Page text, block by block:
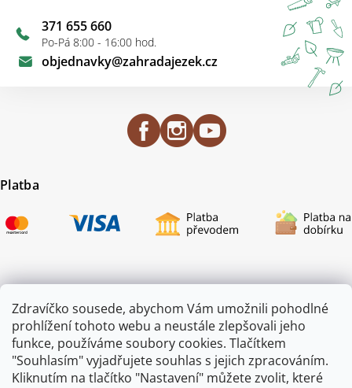
Zdravíčko sousede, abychom Vám umožnili pohodlné
prohlížení tohoto webu a neustále zlepšovali jeho
funkce, používáme soubory cookies. Tlačítkem
"Souhlasím" vyjadřujete souhlas s jejich zpracováním.
Kliknutím na tlačítko "Nastavení" můžete zvolit, které
objednavky@zahradajezek.cz
371 655 660
Po-Pá 8:00 - 16:00 hod.
Platba